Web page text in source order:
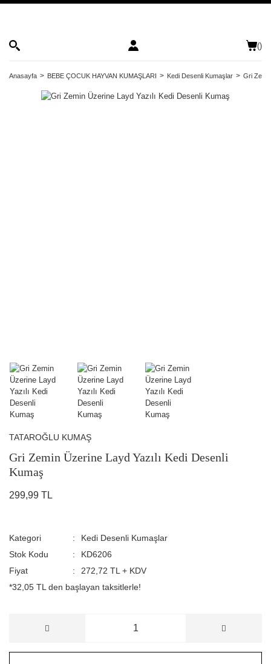
()
Anasayfa BEBE ÇOCUK HAYVAN KUMAŞLARI Kedi Desenli Kumaşlar Gri
TATAROĞLU KUMAŞ
Gri Zemin Üzerine Layd Yazılı Kedi Desenli
Kumaş
299,99 TL
Kategori
Kedi Desenli Kumaşlar
Stok Kodu
KD6206
Fiyat
272,72 TL + KDV
*32,05 TL den başlayan taksitlerle!